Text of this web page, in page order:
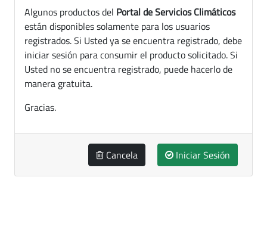
Algunos productos del Portal de Servicios Climáticos
están disponibles solamente para los usuarios
registrados. Si Usted ya se encuentra registrado, debe
iniciar sesión para consumir el producto solicitado. Si
Usted no se encuentra registrado, puede hacerlo de
manera gratuita.
Gracias.
Cancela Iniciar Sesión